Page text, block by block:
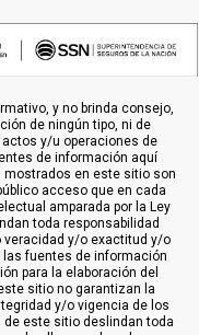
y no brinda consejo,
de ningún tipo, ni de
y/u operaciones de
de información aquí
en este sitio son
acceso que en cada
amparada por la Ley
toda responsabilidad
veracidad y/o exactitud y/o
fuentes de información
para la elaboración del
sitio no garantizan la
y/o vigencia de los
este sitio deslindan toda